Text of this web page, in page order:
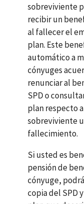
sobreviviente
recibir un
al fallecer el
plan. Este
automático a
cónyuges
renunciar al
SPDo
plan respecto
sobreviviente
fallecimiento.
Si usted es
pensión de
cónyuge,
copia del SPD